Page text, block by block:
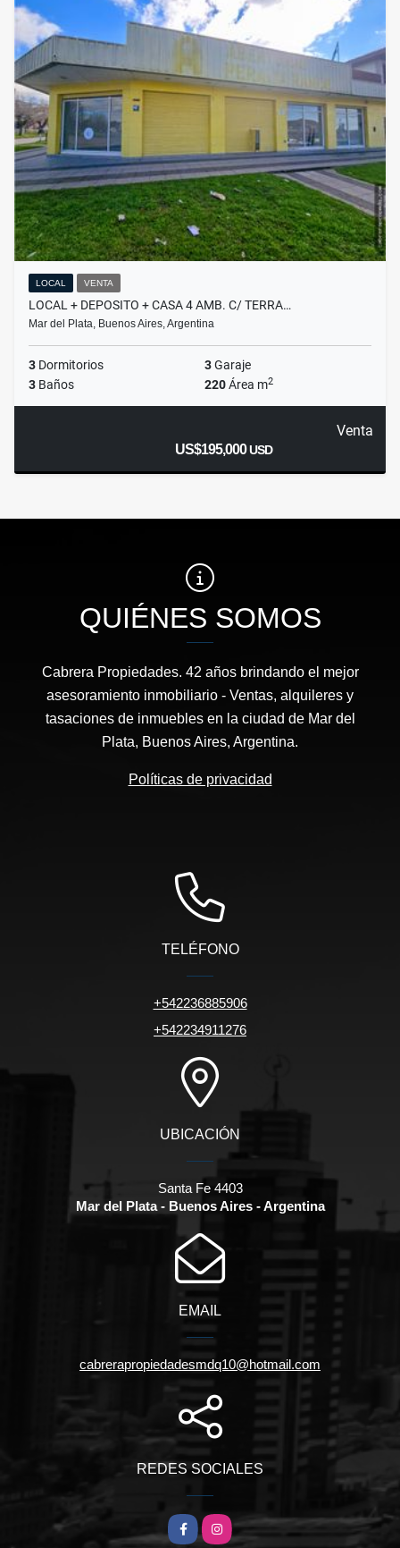
LOCAL VENTA
LOCAL + DEPOSITO + CASA 4 AMB. C/ TERRA…
Mar del Plata, Buenos Aires, Argentina
3 Dormitorios 3Garaje
3 Baños 220Área m2
Venta
US$195,000USD
QUIÉNES SOMOS
Cabrera Propiedades. 42 años brindando el mejor
asesoramiento inmobiliario - Ventas, alquileres y
tasaciones de inmuebles en la ciudad de Mar del
Plata, Buenos Aires, Argentina.
Políticas de privacidad
TELÉFONO
+542236885906
+542234911276
UBICACIÓN
Santa Fe 4403
Mar del Plata - Buenos Aires - Argentina
EMAIL
cabrerapropiedadesmdq10@hotmail.com
REDES SOCIALES
FacebookInstagram